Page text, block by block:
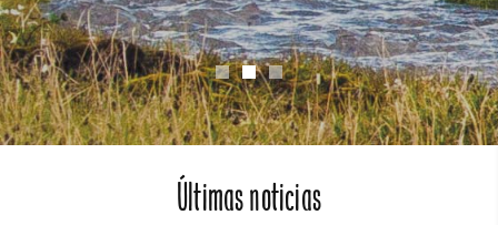
Últimas noticias